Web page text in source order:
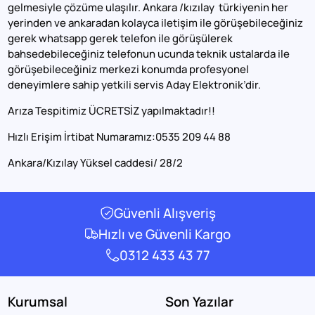
gelmesiyle çözüme ulaşılır. Ankara /kızılay türkiyenin her
yerinden ve ankaradan kolayca iletişim ile görüşebileceğiniz
gerek whatsapp gerek telefon ile görüşülerek
bahsedebileceğiniz telefonun ucunda teknik ustalarda ile
görüşebileceğiniz merkezi konumda profesyonel
deneyimlere sahip yetkili servis Aday Elektronik’dir.
Arıza Tespitimiz ÜCRETSİZ yapılmaktadır!!
Hızlı Erişim İrtibat Numaramız:0535 209 44 88
Ankara/Kızılay Yüksel caddesi/ 28/2
Güvenli Alışveriş
Hızlı ve Güvenli Kargo
0312 433 43 77
Kurumsal Son Yazılar